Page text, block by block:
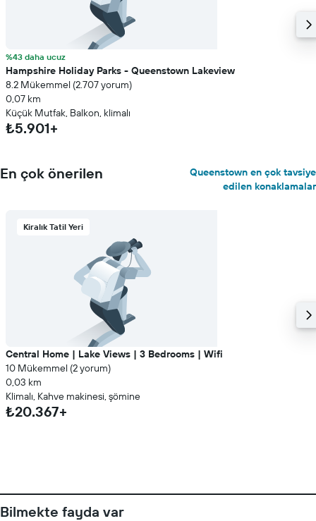
%43 daha ucuz
Hampshire Holiday Parks - Queenstown Lakeview
8.2 Mükemmel (2.707 yorum)
0,07 km
Küçük Mutfak, Balkon, klimalı
₺5.901+
En çok önerilen
Queenstown en çok tavsiye
edilen konaklamalar
Kiralık Tatil Yeri
Central Home | Lake Views | 3 Bedrooms | Wifi
10 Mükemmel (2 yorum)
0,03 km
Klimalı, Kahve makinesi, şömine
₺20.367+
Bilmekte fayda var